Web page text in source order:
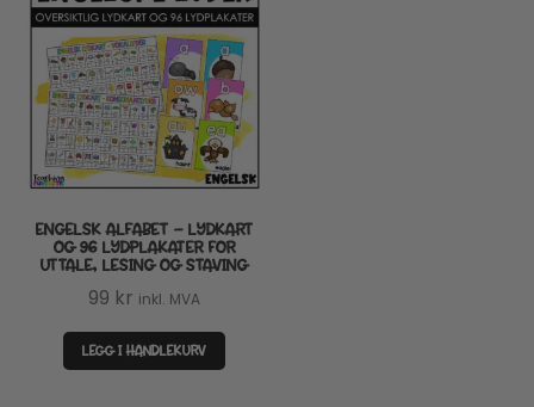
ENGELSK ALFABET – LYDKART
OG 96 LYDPLAKATER FOR
UTTALE, LESING OG STAVING
99 kr inkl. MVA
LEGG I HANDLEKURV